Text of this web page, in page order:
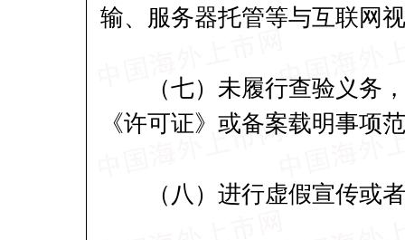
输、服务器托管等与互联网
（七）未履行查验义务，
《许可证》或备案载明事项
（八）进行虚假宣传或者